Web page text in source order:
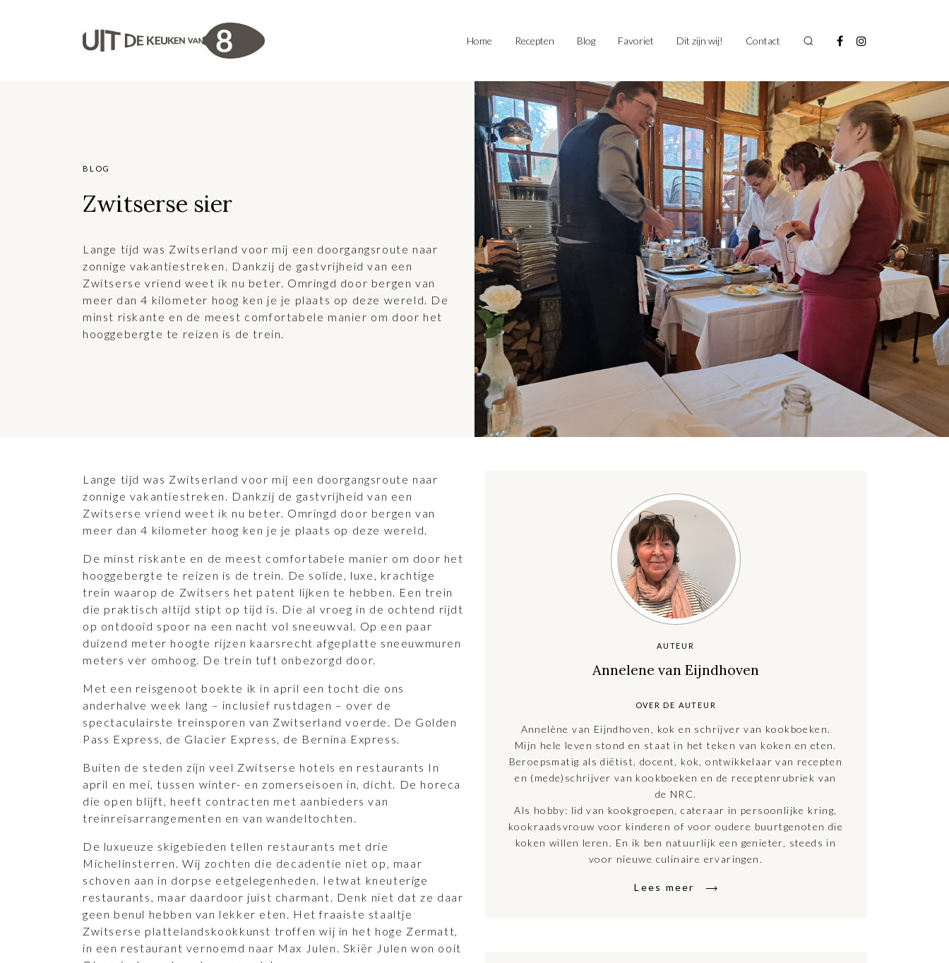
Home Recepten Blog Favoriet Dit zijn wij! Contact
BLOG
Zwitserse sier
Lange tijd was Zwitserland voor mij een doorgangsroute naar
zonnige vakantiestreken. Dankzij de gastvrijheid van een
Zwitserse vriend weet ik nu beter. Omringd door bergen van
meer dan 4 kilometer hoog ken je je plaats op deze wereld. De
minst riskante en de meest comfortabele manier om door het
hooggebergte te reizen is de trein.
Lange tijd was Zwitserland voor mij een doorgangsroute naar
zonnige vakantiestreken. Dankzij de gastvrijheid van een
Zwitserse vriend weet ik nu beter. Omringd door bergen van
meer dan 4 kilometer hoog ken je je plaats op deze wereld.
De minst riskante en de meest comfortabele manier om door het
hooggebergte te reizen is de trein. De solide, luxe, krachtige
trein waarop de Zwitsers het patent lijken te hebben. Een trein
die praktisch altijd stipt op tijd is. Die al vroeg in de ochtend rijdt
op ontdooid spoor na een nacht vol sneeuwval. Op een paar
duizend meter hoogte rijzen kaarsrecht afgeplatte sneeuwmuren
meters ver omhoog. De trein tuft onbezorgd door.
Met een reisgenoot boekte ik in april een tocht die ons
anderhalve week lang – inclusief rustdagen – over de
spectaculairste treinsporen van Zwitserland voerde. De Golden
Pass Express, de Glacier Express, de Bernina Express.
Buiten de steden zijn veel Zwitserse hotels en restaurants In
april en mei, tussen winter- en zomerseisoen in, dicht. De horeca
die open blijft, heeft contracten met aanbieders van
treinreisarrangementen en van wandeltochten.
De luxueuze skigebieden tellen restaurants met drie
Michelinsterren. Wij zochten die decadentie niet op, maar
schoven aan in dorpse eetgelegenheden. Ietwat kneuterige
restaurants, maar daardoor juist charmant. Denk niet dat ze daar
geen benul hebben van lekker eten. Het fraaiste staaltje
Zwitserse plattelandskookkunst troffen wij in het hoge Zermatt,
in een restaurant vernoemd naar Max Julen. Skiër Julen won ooit
AUTEUR
Annelene van Eijndhoven
OVER DE AUTEUR
Annelène van Eijndhoven, kok en schrijver van kookboeken.
Mijn hele leven stond en staat in het teken van koken en eten.
Beroepsmatig als diëtist, docent, kok, ontwikkelaar van recepten
en (mede)schrijver van kookboeken en de receptenrubriek van
de NRC.
Als hobby: lid van kookgroepen, cateraar in persoonlijke kring,
kookraadsvrouw voor kinderen of voor oudere buurtgenoten die
koken willen leren. En ik ben natuurlijk een genieter, steeds in
voor nieuwe culinaire ervaringen.
Lees meer